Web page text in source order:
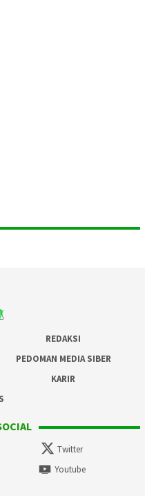
REDAKSI
PEDOMAN MEDIA SIBER
KARIR
Twitter
Youtube